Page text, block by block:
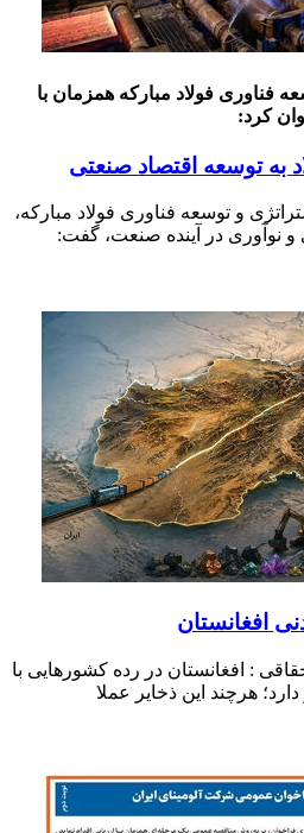
فناوری فولاد مبارکه همزمان با
کرد:
به توسعه اقتصاد صنعتی
و توسعه فناوری فولاد مبارکه،
و نوآوری در آینده صنعت، گفت:
افغانستان
: افغانستان در رده کشورهایی با
هرچند این ذخایر عملا